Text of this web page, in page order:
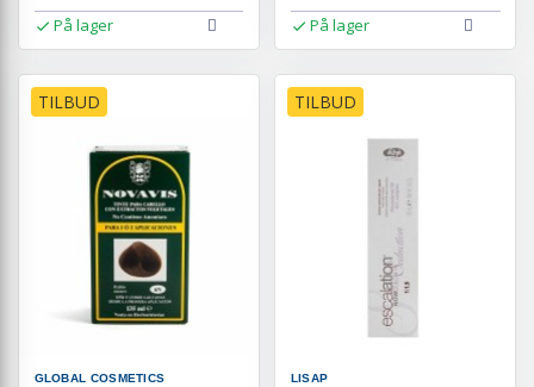
På lager På lager
TILBUD
GLOBAL COSMETICS
TILBUD
LISAP